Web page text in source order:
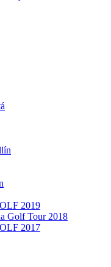
2019
Golf Tour 2018
2017